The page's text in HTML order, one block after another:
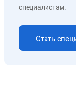
специалистам.
Стать